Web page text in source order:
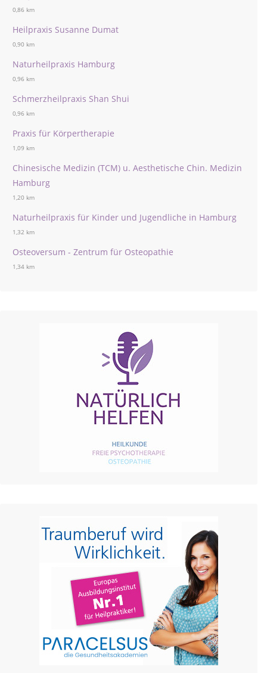
0,86 km
Heilpraxis Susanne Dumat
0,90 km
Naturheilpraxis Hamburg
0,96 km
Schmerzheilpraxis Shan Shui
0,96 km
Praxis für Körpertherapie
1,09 km
Chinesische Medizin (TCM) u. Aesthetische Chin. Medizin
Hamburg
1,20 km
Naturheilpraxis für Kinder und Jugendliche in Hamburg
1,32 km
Osteoversum - Zentrum für Osteopathie
1,34 km